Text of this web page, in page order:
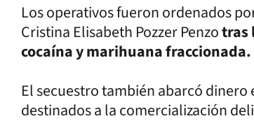
Los operativos fueron ordenados
Cristina Elisabeth Pozzer Penzotras
cocaína y marihuana fraccionada.
El secuestro también abarcó
destinados a la comercialización